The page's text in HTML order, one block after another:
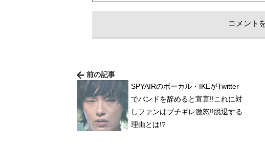
前の記事
SPYAIRのボーカル・IKEがTwitter
でバンドを辞めると宣言!!これに対
しファンはブチギレ激怒!!脱退する
理由とは!?